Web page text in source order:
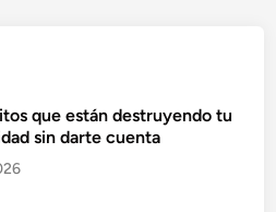
que están destruyendo tu
sin darte cuenta